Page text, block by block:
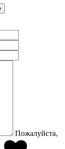
Пожалуйста,